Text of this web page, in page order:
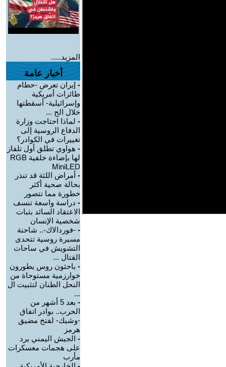
المزيد.....
أخبار عامة
- إيران تعرض -حطام
طائرات أمريكية
وإسرائيلية- أسقطتها
خلال الح ...
- لماذا احتاجت وزارة
الدفاع الروسية إلى
تغييرات في الكوادر؟
- هواوي تطلق أول تلفاز
لها بإضاءة خلفية RGB
MiniLED
- أمراض اللثة قد تنذر
بحالة صحية أكثر
خطورة مما نتصور
- دراسة واسعة تنسف
الاعتقاد السائد بثبات
شخصية الإنسان
- -فوردالاك-.. شاحنة
مسيرة روسية تتحدى
التشويش في ساحات
القتال ...
- باحثون روس يطورون
خوارزمية مستوحاة من
النحل الطنان لتثبيت ال
...
-
بعد 5 أشهر من
الحرب.. بوادر اتفاق
-وشيك- لفتح مضيق
هرمز
- الجيش اليمني يرد
على هجمات معسكرات
مأرب